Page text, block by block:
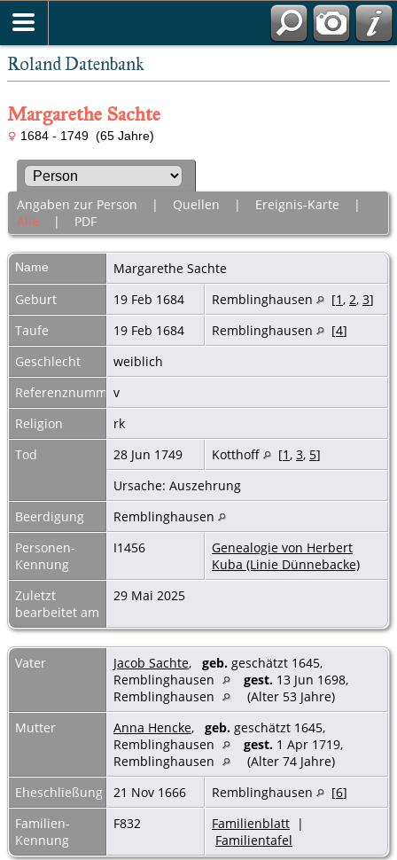
Roland Datenbank
Margarethe Sachte
1684 - 1749 (65 Jahre)
Angaben zur Person | Quellen | Ereignis-Karte |
Alle | PDF
Name Margarethe Sachte
Geburt
19 Feb 1684 Remblinghausen [1, 2, 3]
Taufe
19 Feb 1684 Remblinghausen [4]
Geschlecht
weiblich
Referenznummer
v
Religion
rk
Tod
28 Jun 1749 Kotthoff [1, 3, 5]
Ursache: Auszehrung
Beerdigung
Remblinghausen
Personen-
Kennung
I1456
Genealogie von Herbert
Kuba (Linie Dünnebacke)
Zuletzt
bearbeitet am
29 Mai 2025
Vater Jacob Sachte, geb. geschätzt 1645,
Remblinghausen
gest. 13 Jun 1698,
Remblinghausen
(Alter 53 Jahre)
Mutter
Anna Hencke, geb. geschätzt 1645,
Remblinghausen
gest. 1 Apr 1719,
Remblinghausen
(Alter 74 Jahre)
Eheschließung
21 Nov 1666 Remblinghausen [6]
Familien-
Kennung
F832 Familienblatt |
Familientafel